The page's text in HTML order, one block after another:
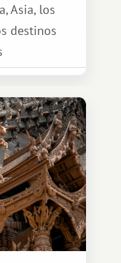
Asia, los
destinos
sistema
más
una